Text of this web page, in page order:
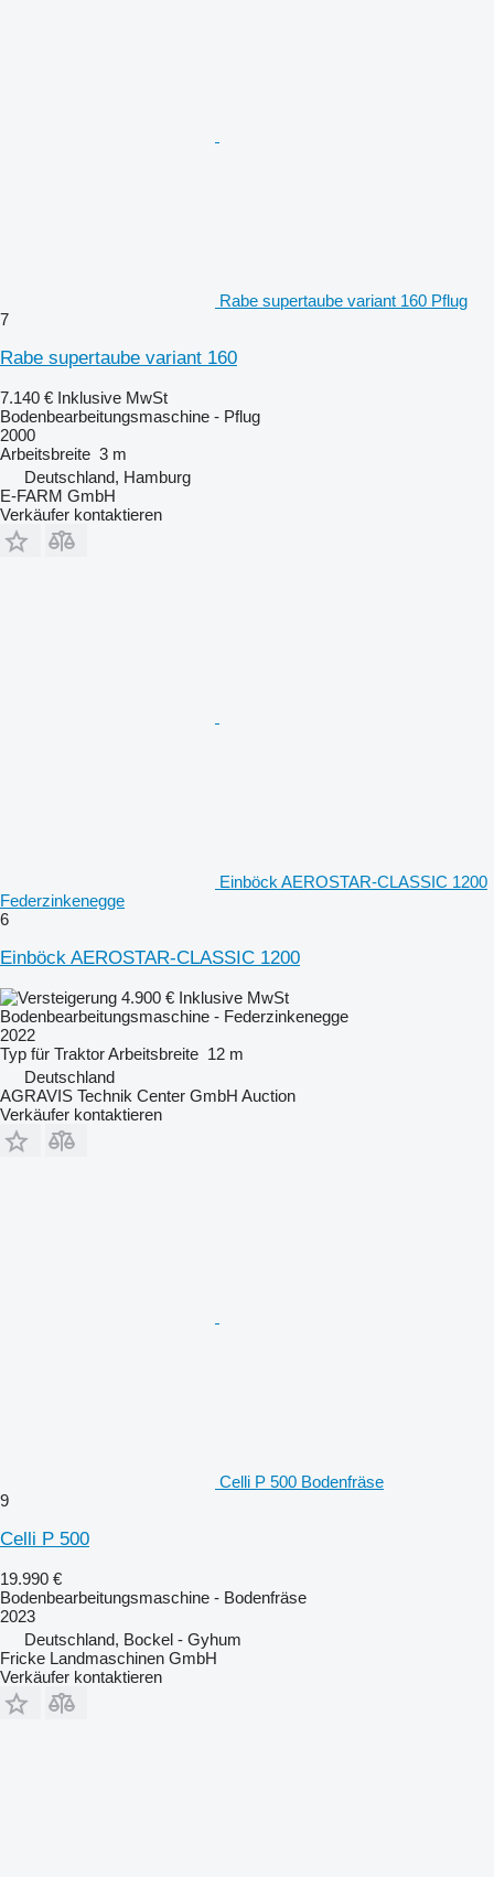
Rabe supertaube variant 160 Pflug
7
Rabe supertaube variant 160
7.140 € Inklusive MwSt
Bodenbearbeitungsmaschine - Pflug
2000
Arbeitsbreite 3 m
Deutschland, Hamburg
E-FARM GmbH
Verkäufer kontaktieren
Einböck AEROSTAR-CLASSIC 1200
Federzinkenegge
6
Einböck AEROSTAR-CLASSIC 1200
4.900 € Inklusive MwSt
Bodenbearbeitungsmaschine - Federzinkenegge
2022
Typ für TraktorArbeitsbreite 12 m
Deutschland
AGRAVIS Technik Center GmbH Auction
Verkäufer kontaktieren
Celli P 500 Bodenfräse
9
Celli P 500
19.990 €
Bodenbearbeitungsmaschine - Bodenfräse
2023
Deutschland, Bockel - Gyhum
Fricke Landmaschinen GmbH
Verkäufer kontaktieren